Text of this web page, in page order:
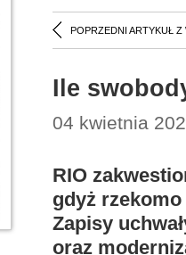
POPRZEDNI ARTYKUŁ Z
Ile
04 kwietnia
RIO
gdyż
Zapisy
oraz